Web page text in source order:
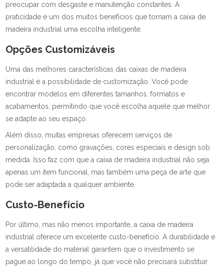
preocupar com desgaste e manutenção constantes. A
praticidade é um dos muitos benefícios que tornam a caixa de
madeira industrial uma escolha inteligente.
Opções Customizáveis
Uma das melhores características das caixas de madeira
industrial é a possibilidade de customização. Você pode
encontrar modelos em diferentes tamanhos, formatos e
acabamentos, permitindo que você escolha aquele que melhor
se adapte ao seu espaço.
Além disso, muitas empresas oferecem serviços de
personalização, como gravações, cores especiais e design sob
medida. Isso faz com que a caixa de madeira industrial não seja
apenas um item funcional, mas também uma peça de arte que
pode ser adaptada a qualquer ambiente.
Custo-Benefício
Por último, mas não menos importante, a caixa de madeira
industrial oferece um excelente custo-benefício. A durabilidade e
a versatilidade do material garantem que o investimento se
pague ao longo do tempo, já que você não precisará substituir